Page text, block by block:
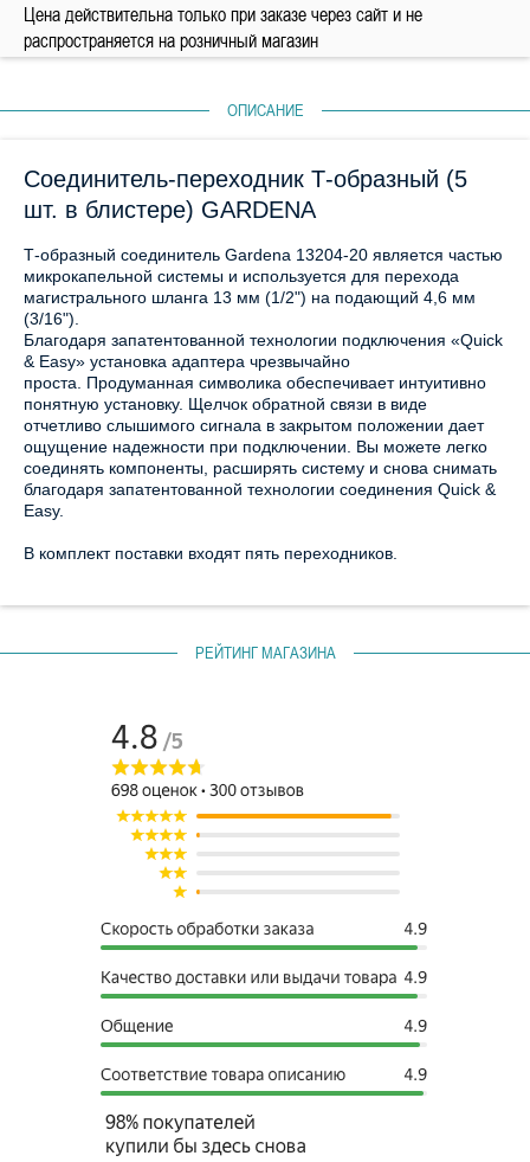
Цена действительна только при заказе через сайт и не
распространяется на розничный магазин
ОПИСАНИЕ
Соединитель-переходник Т-образный (5
шт. в блистере) GARDENA
Т-образный соединитель Gardena 13204-20 является частью
микрокапельной системы и используется для перехода
магистрального шланга 13 мм (1/2") на подающий 4,6 мм
(3/16").
Благодаря запатентованной технологии подключения «Quick
& Easy» установка адаптера чрезвычайно
проста. Продуманная символика обеспечивает интуитивно
понятную установку. Щелчок обратной связи в виде
отчетливо слышимого сигнала в закрытом положении дает
ощущение надежности при подключении. Вы можете легко
соединять компоненты, расширять систему и снова снимать
благодаря запатентованной технологии соединения Quick &
Easy.
В комплект поставки входят пять переходников.
РЕЙТИНГ МАГАЗИНА